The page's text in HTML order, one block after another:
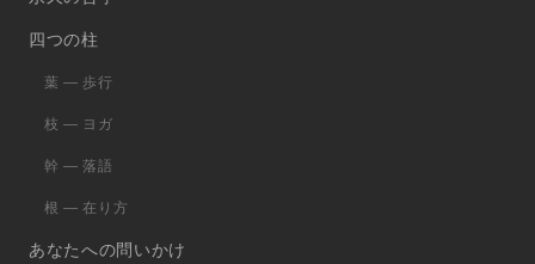
四つの柱
葉 ― 歩行
枝 ― ヨガ
幹 ― 落語
根 ― 在り方
あなたへの問いかけ